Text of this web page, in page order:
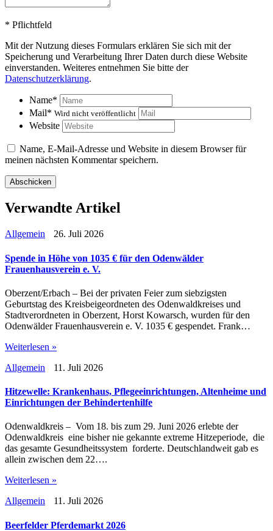
* Pflichtfeld
Mit der Nutzung dieses Formulars erklären Sie sich mit der
Speicherung und Verarbeitung Ihrer Daten durch diese Website
einverstanden. Weiteres entnehmen Sie bitte der
Datenschutzerklärung.
Name*
Mail* Wird nicht veröffentlicht
Website
Name, E-Mail-Adresse und Website in diesem Browser für
meinen nächsten Kommentar speichern.
Verwandte Artikel
Allgemein 26. Juli 2026
Spende in Höhe von 1035 € für den Odenwälder
Frauenhausverein e. V.
Oberzent/Erbach – Bei der privaten Feier zum siebzigsten
Geburtstag des Kreisbeigeordneten des Odenwaldkreises und
Stadtverordneten in Oberzent, Horst Kowarsch, wurden für den
Odenwälder Frauenhausverein e. V. 1035 € gespendet. Frank…
Weiterlesen »
Allgemein
11. Juli 2026
Hitzewelle: Krankenhaus, Pflegeeinrichtungen, Altenheime und
Einrichtungen der Behindertenhilfe
Odenwaldkreis – Vom 18. bis zum 29. Juni 2026 erlebte der
Odenwaldkreis eine bisher nie gekannte extreme Hitzeperiode, die
das gesamte Gesundheitssystem forderte. Deutschlandweit gab es
allein zwischen dem 22….
Weiterlesen »
Allgemein
11. Juli 2026
Beerfelder Pferdemarkt 2026